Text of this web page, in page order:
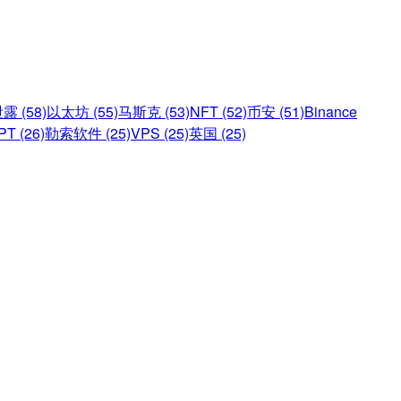
(58)以太坊 (55)马斯克 (53)NFT (52)币安 (51)Binance
(26)勒索软件 (25)VPS (25)英国 (25)